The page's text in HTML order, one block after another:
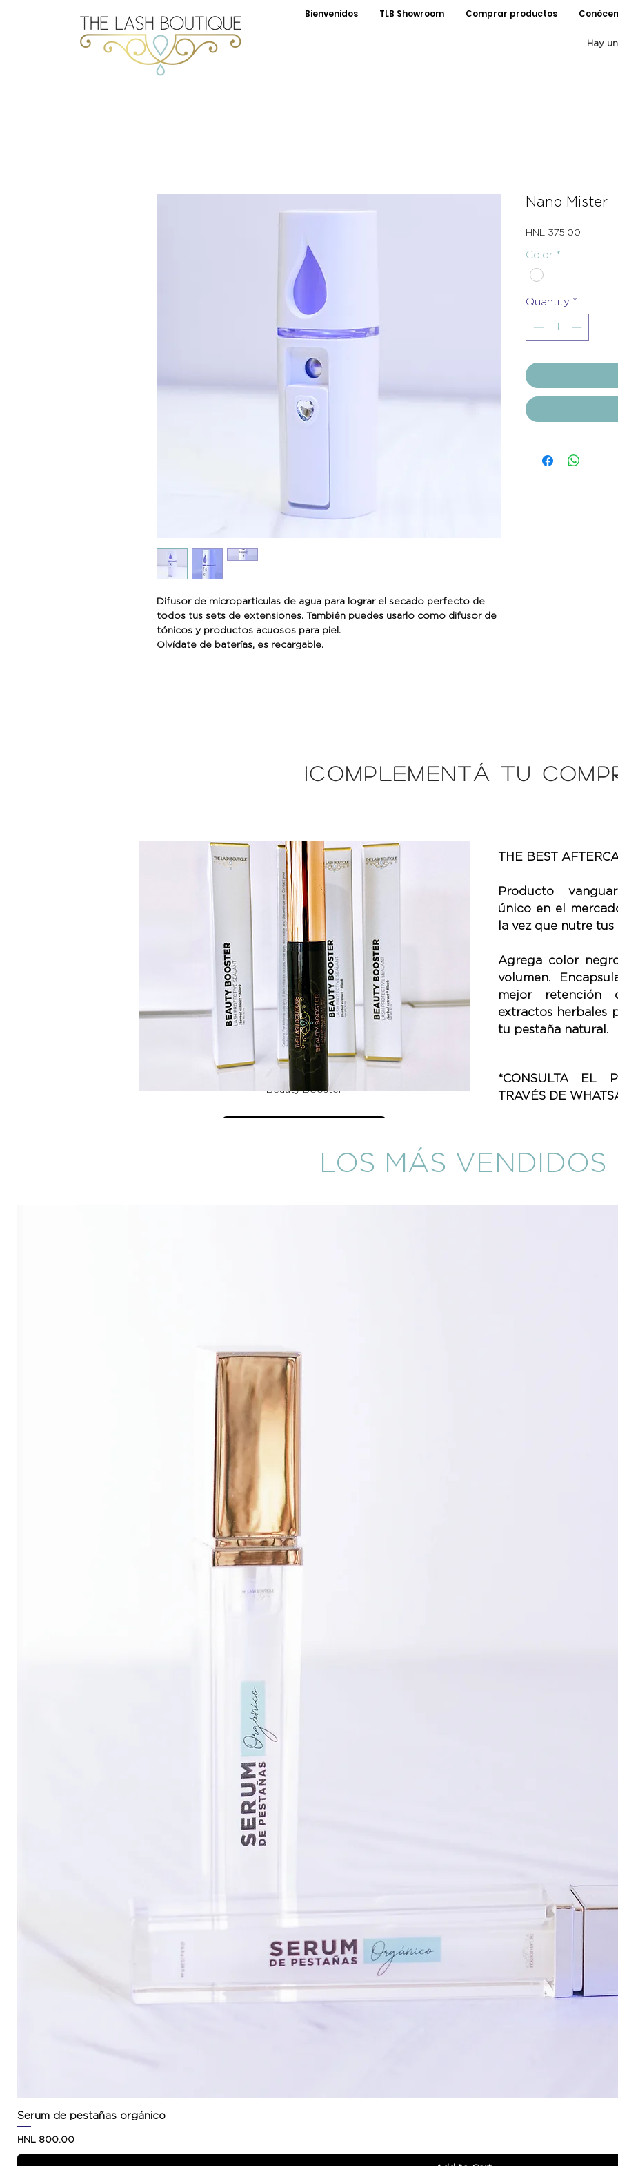
Bienvenidos TLB Showroom Comprar productos
Hay
Difusor de microparticulas de agua para lograr el secado perfecto de
todos tus sets de extensiones. También puedes usarlo como difusor de
tónicos y productos acuosos para piel.
Olvídate de baterías, es recargable.
Nano Mister
HNL 375.00
Color *
Quantity *
¡COMPLEMENTÁ TU
Beauty Booster
THE BEST
Producto
único en el
la vez que nutre
Agrega color
volumen.
mejor retención
extractos herbales
tu pestaña natural.
*CONSULTA EL
TRAVÉS DE
LOS MÁS VENDIDOS
Serum de pestañas orgánico
Price
HNL 800.00